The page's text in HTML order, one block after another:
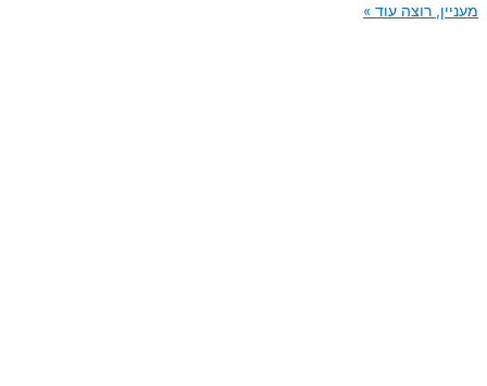
מעניין, רוצה עוד »